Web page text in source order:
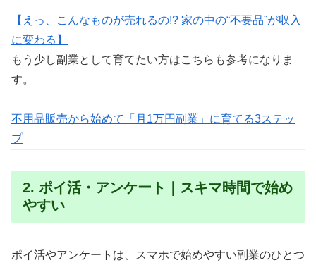
【えっ、こんなものが売れるの!? 家の中の“不要品”が収入
に変わる】
もう少し副業として育てたい方はこちらも参考になりま
す。
不用品販売から始めて「月1万円副業」に育てる3ステッ
プ
2. ポイ活・アンケート｜スキマ時間で始め
やすい
ポイ活やアンケートは、スマホで始めやすい副業のひとつ